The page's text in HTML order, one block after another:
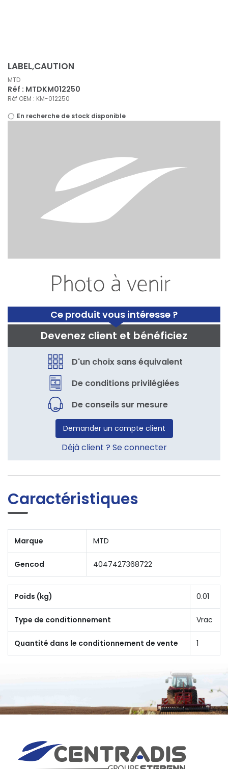
Ce produit vous intéresse ?
Devenez client et bénéficiez
D'un choix sans équivalent
De conditions privilégiées
De conseils sur mesure
Demander un compte client
Déjà client ? Se connecter
LABEL,CAUTION
MTD
Réf : MTDKM012250
Réf OEM : KM-012250
En recherche de stock disponible
Caractéristiques
Marque MTD
Gencod 4047427368722
Poids (kg) 0.01
Type de conditionnement Vrac
Quantité dans le conditionnement de vente 1